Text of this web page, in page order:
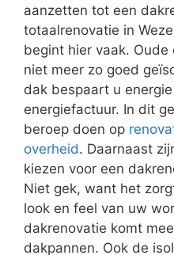
aanzetten tot een
totaalrenovatie in
begint hier vaak.
niet meer zo goed
dak bespaart u
energiefactuur. In dit
beroep doen op
overheid. Daarnaast
kiezen voor een
Niet gek, want het
look en feel van uw
dakrenovatie komt
dakpannen. Ook de